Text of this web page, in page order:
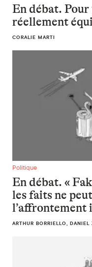
En débat.
réellement
CORALIE MARTI
En débat. « Fake
Politique
En débat. «
les faits ne
l’affrontement
ARTHUR BORRIELLO, DANIEL